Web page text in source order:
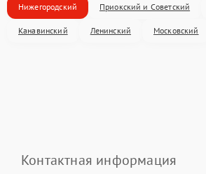
Нижегородский Приокский и Советский
Канавинский Ленинский Московский
Контактная информация